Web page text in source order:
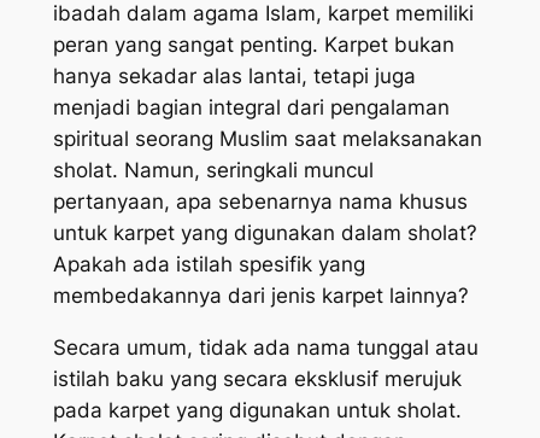
ibadah dalam agama Islam, karpet memiliki
peran yang sangat penting. Karpet bukan
hanya sekadar alas lantai, tetapi juga
menjadi bagian integral dari pengalaman
spiritual seorang Muslim saat melaksanakan
sholat. Namun, seringkali muncul
pertanyaan, apa sebenarnya nama khusus
untuk karpet yang digunakan dalam sholat?
Apakah ada istilah spesifik yang
membedakannya dari jenis karpet lainnya?
Secara umum, tidak ada nama tunggal atau
istilah baku yang secara eksklusif merujuk
pada karpet yang digunakan untuk sholat.